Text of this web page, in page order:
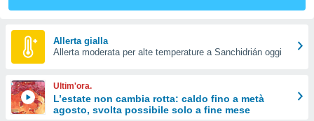
di
Web
le
Allerta gialla
Allerta moderata per alte temperature a Sanchidrián oggi
Ultim'ora.
L’estate non cambia rotta: caldo fino a metà
agosto, svolta possibile solo a fine mese